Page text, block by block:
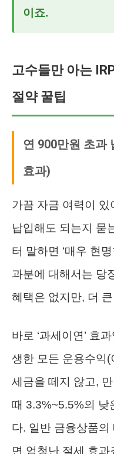
이죠.
고수들만 아는
절약 꿀팁
연 900만원 초과
효과)
가끔 자금 여력이
납입해도 되는지 묻
터 말하면 ‘매우 현
과분에 대해서는 당
혜택은 없지만, 더
바로 ‘과세이연’ 효
생한 모든 운용수익
세금을 떼지 않고,
때 3.3%~5.5%의 낮
다. 일반 금융상품
면 엄청난 절세 효과